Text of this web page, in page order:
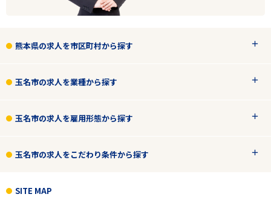
フリーワード
2件から検索する
熊本県の求人を市区町村から探す
玉名市の求人を業種から探す
玉名市の求人を雇用形態から探す
玉名市の求人をこだわり条件から探す
SITE MAP